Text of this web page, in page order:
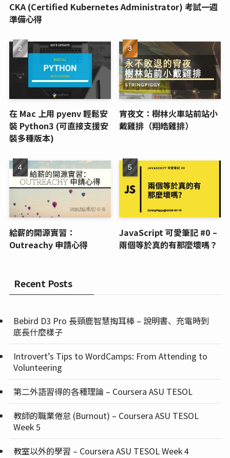
CKA (Certified Kubernetes Administrator) 考試一週
準備心得
在 Mac 上用 pyenv 輕鬆安
裝 Python3 (可直接支援安
裝多種版本)
宵夜文：樹林火車站前站小
戴雞排（翔皓雞排）
給薪的開源實習：
Outreachy 申請心得
JavaScript 可愛筆記 #0 –
兩個等於真的有那麼壞嗎？
Recent Posts
Bebird D3 Pro 長頸鹿智慧掏耳棒 – 說明書、充電時到
底長什麼樣子
Introvert’s Tips to WordCamps: From Attending to
Volunteering
第二外語習得的各種理論 – Coursera ASU TESOL
教師的職業倦怠 (Burnout) – Coursera ASU TESOL
Week 5
教室以外的學習 – Coursera ASU TESOL Week 4